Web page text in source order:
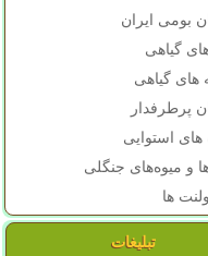
بومی ایران
گیاهی
های گیاهی
پرطرفدار
های استوایی
و میوه‌های جنگلی
ها
تبلیغات